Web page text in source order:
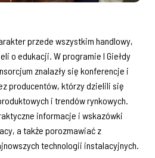
przede wszystkim handlowy,
o edukacji. W programie I Giełdy
znalazły się konferencje i
producentów, którzy dzielili się
i trendów rynkowych.
informacje i wskazówki
a także porozmawiać z
technologii instalacyjnych.